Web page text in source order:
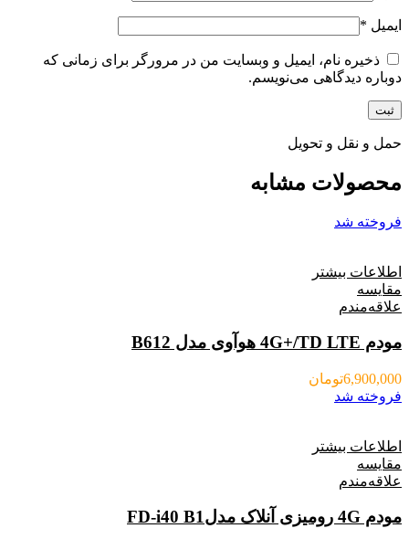
ایمیل *
ذخیره نام، ایمیل و وبسایت من در مرورگر برای زمانی که
دوباره دیدگاهی می‌نویسم.
حمل و نقل و تحویل
محصولات مشابه
فروخته شد
اطلاعات بیشتر
مقایسه
علاقه‌مندم
مودم 4G+/TD LTE هوآوی مدل B612
6,900,000تومان
فروخته شد
اطلاعات بیشتر
مقایسه
علاقه‌مندم
مودم 4G رومیزی آنلاک مدلFD-i40 B1